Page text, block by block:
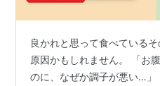
良かれと思って食べている
原因かもしれません。 「お
のに、なぜか調子が悪い…」